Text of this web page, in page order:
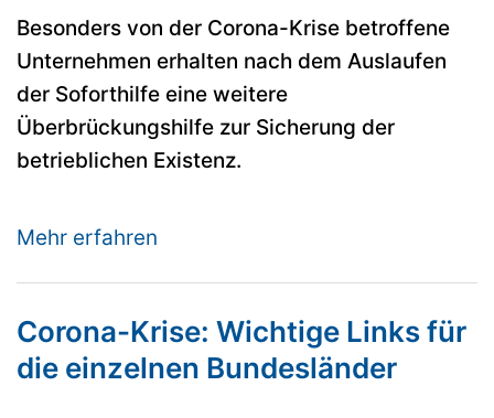
Besonders von der Corona-Krise betroffene
Unternehmen erhalten nach dem Auslaufen
der Soforthilfe eine weitere
Überbrückungshilfe zur Sicherung der
betrieblichen Existenz.
Mehr erfahren
Corona-Krise: Wichtige Links für
die einzelnen Bundesländer